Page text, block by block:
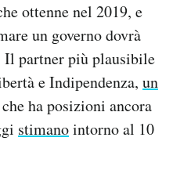
ottenne nel 2019, e
un governo dovrà
Il partner più plausibile
e Indipendenza, un
ha posizioni ancora
stimanointorno al 10